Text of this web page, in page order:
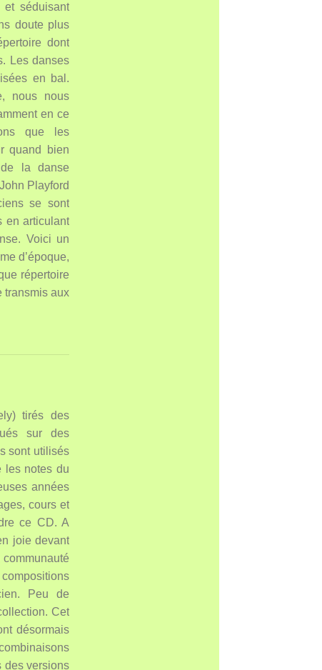
et séduisant
doute plus
dont
Les danses
en bal.
nous nous
en ce
que les
quand bien
de la danse
Playford
se sont
en articulant
Voici un
d’époque,
répertoire
transmis aux
tirés des
sur des
sont utilisés
les notes du
années
cours et
ce CD. A
joie devant
Peu de
Cet
désormais
des versions